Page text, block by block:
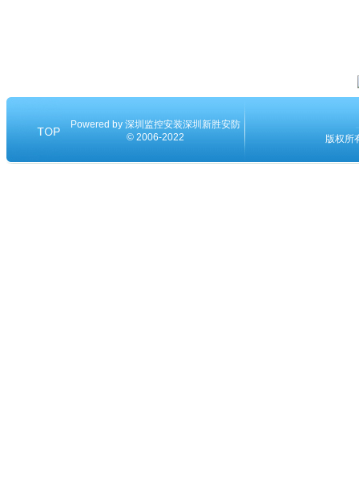
Powered by深圳监控安装深圳新胜安防
© 2006-2022
版权所